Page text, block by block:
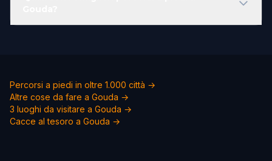
Percorsi a piedi in oltre 1.000 città →
Altre cose da fare a Gouda →
3 luoghi da visitare a Gouda →
Cacce al tesoro a Gouda →